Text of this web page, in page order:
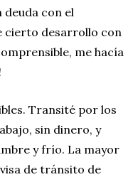
deuda con el
cierto desarrollo con
me hacía
Transité por los
sin dinero, y
y frío. La mayor
de tránsito de